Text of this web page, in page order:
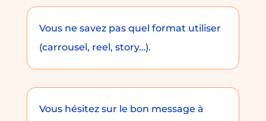
Vous ne savez pas quel format utiliser
(carrousel, reel, story…).
Vous hésitez sur le bon message à